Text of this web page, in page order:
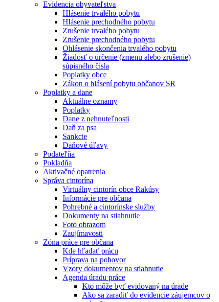
Evidencia obyvateľstva
Hlásenie trvalého pobytu
Hlásenie prechodného pobytu
Zrušenie trvalého pobytu
Zrušenie prechodného pobytu
Ohlásenie skončenia trvalého pobytu
Žiadosť o určenie (zmenu alebo zrušenie)
súpisného čísla
Poplatky obce
Zákon o hlásení pobytu občanov SR
Poplatky a dane
Aktuálne oznamy
Poplatky
Dane z nehnuteľnosti
Daň za psa
Sankcie
Daňové úľavy
Podateľňa
Pokladňa
Aktivačné opatrenia
Správa cintorína
Virtuálny cintorín obce Rakúsy
Informácie pre občana
Pohrebné a cintorínske služby
Dokumenty na stiahnutie
Foto obrazom
Zaujímavosti
Zóna práce pre občana
Kde hľadať prácu
Príprava na pohovor
Vzory dokumentov na stiahnutie
Agenda úradu práce
Kto môže byť evidovaný na úrade
Ako sa zaradiť do evidencie záujemcov o